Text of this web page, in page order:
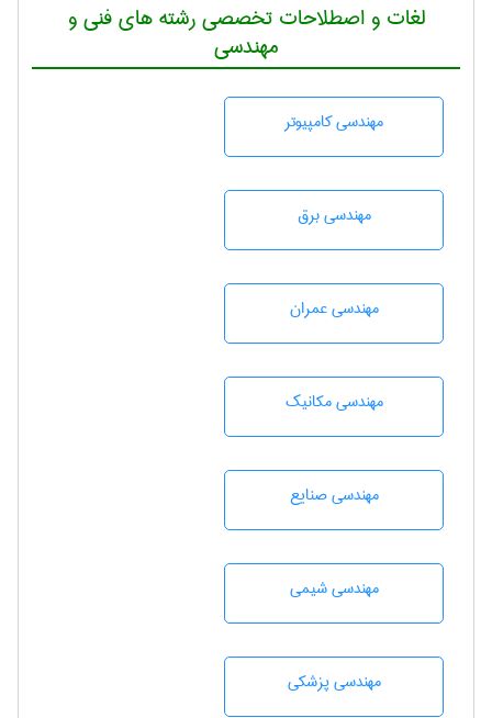
لغات و اصطلاحات تخصصی رشته های فنی و
مهندسی
مهندسی كامپيوتر
مهندسی برق
مهندسی عمران
مهندسی مکانیک
مهندسی صنايع
مهندسي شيمی
مهندسی پزشکی